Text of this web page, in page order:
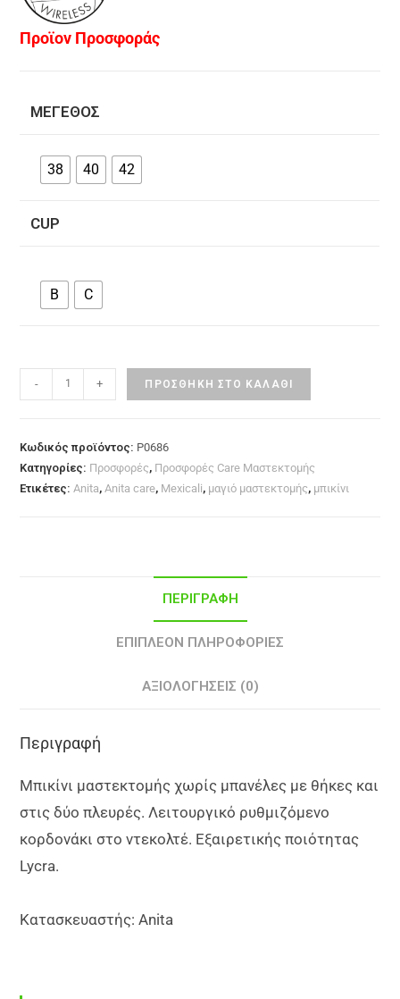
Προϊον Προσφοράς
ΜΈΓΕΘΟΣ
38 40 42
CUP
B C
- + ΠΡΟΣΘΉΚΗ ΣΤΟ ΚΑΛΆΘΙ
Κωδικός προϊόντος: P0686
Κατηγορίες: Προσφορές, Προσφορές Care Μαστεκτομής
Ετικέτες: Anita, Anita care, Mexicali, μαγιό μαστεκτομής, μπικίνι
ΠΕΡΙΓΡΑΦΉ
ΕΠΙΠΛΈΟΝ ΠΛΗΡΟΦΟΡΊΕΣ
ΑΞΙΟΛΟΓΉΣΕΙΣ (0)
Περιγραφή
Μπικίνι μαστεκτομής χωρίς μπανέλες με θήκες και
στις δύο πλευρές. Λειτουργικό ρυθμιζόμενο
κορδονάκι στο ντεκολτέ. Εξαιρετικής ποιότητας
Lycra.
Κατασκευαστής: Anita